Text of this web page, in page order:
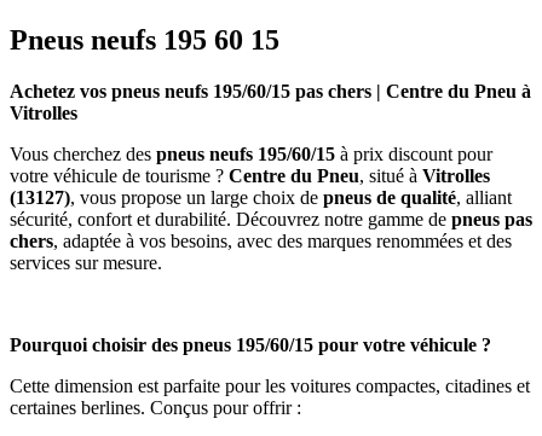
Pneus neufs 195 60 15
Achetez vos pneus neufs 195/60/15 pas chers | Centre du Pneu à
Vitrolles
Vous cherchez des pneus neufs 195/60/15 à prix discount pour
votre véhicule de tourisme ? Centre du Pneu, situé à Vitrolles
(13127), vous propose un large choix de pneus de qualité, alliant
sécurité, confort et durabilité. Découvrez notre gamme de pneus pas
chers, adaptée à vos besoins, avec des marques renommées et des
services sur mesure.
Pourquoi choisir des pneus 195/60/15 pour votre véhicule ?
Cette dimension est parfaite pour les voitures compactes, citadines et
certaines berlines. Conçus pour offrir :